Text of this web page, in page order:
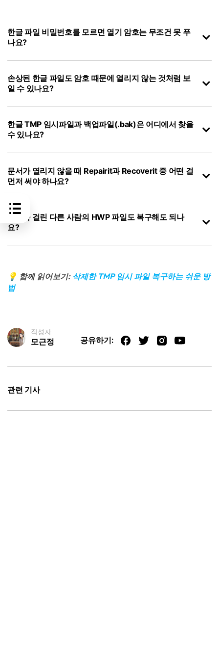
한글 파일 비밀번호를 모르면 열기 암호는 무조건 못 푸
나요?
손상된 한글 파일도 암호 때문에 열리지 않는 것처럼 보
일 수 있나요?
한글 TMP 임시파일과 백업파일(.bak)은 어디에서 찾을
수 있나요?
문서가 열리지 않을 때 Repairit과 Recoverit 중 어떤 걸
먼저 써야 하나요?
암호가 걸린 다른 사람의 HWP 파일도 복구해도 되나
요?
💡 함께 읽어보기: 삭제한 TMP 임시 파일 복구하는 쉬운 방
법
작성자
모근정 공유하기:
관련 기사